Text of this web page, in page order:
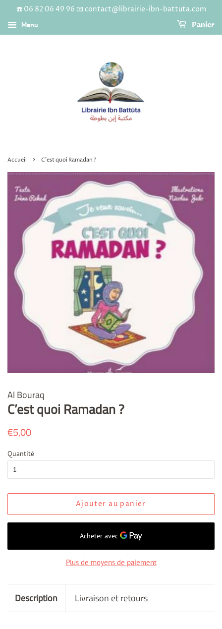
☎️ 06 82 06 49 96 📧 contact@librairie-ibn-battuta.com
Menu Panier
Accueil › C’est quoi Ramadan ?
Al Bouraq
C’est quoi Ramadan ?
Prix
€5,00
Quantité
Ajouter au panier
Plus de moyens de paiement
Description Livraison et retours